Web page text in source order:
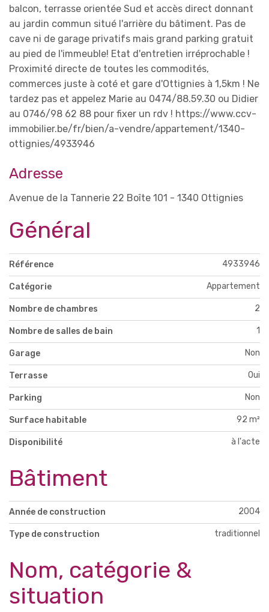
balcon, terrasse orientée Sud et accès direct donnant
au jardin commun situé l'arrière du bâtiment. Pas de
cave ni de garage privatifs mais grand parking gratuit
au pied de l'immeuble! Etat d'entretien irréprochable !
Proximité directe de toutes les commodités,
commerces juste à coté et gare d'Ottignies à 1,5km ! Ne
tardez pas et appelez Marie au 0474/88.59.30 ou Didier
au 0746/98 62 88 pour fixer un rdv ! https://www.ccv-
immobilier.be/fr/bien/a-vendre/appartement/1340-
ottignies/4933946
Adresse
Avenue de la Tannerie 22 Boîte 101 - 1340 Ottignies
Général
Référence 4933946
Catégorie Appartement
Nombre de chambres 2
Nombre de salles de bain 1
Garage Non
Terrasse Oui
Parking Non
Surface habitable 92 m²
Disponibilité à l'acte
Bâtiment
Année de construction 2004
Type de construction traditionnel
Nom, catégorie &
situation